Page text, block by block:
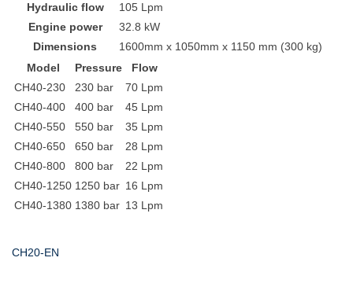
Hydraulic flow
105 Lpm
Engine power
32.8 kW
Dimensions
1600mm x 1050mm x 1150 mm (300 kg)
Model
Pressure
Flow
CH40-230
230 bar
70 Lpm
CH40-400
400 bar
45 Lpm
CH40-550
550 bar
35 Lpm
CH40-650
650 bar
28 Lpm
CH40-800
800 bar
22 Lpm
CH40-1250 1250 bar 16 Lpm
CH40-1380 1380 bar 13 Lpm
CH20-EN